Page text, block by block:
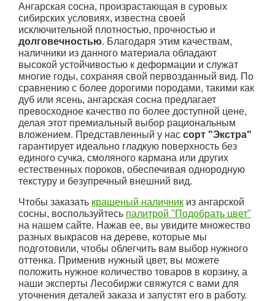
Ангарская сосна, произрастающая в суровых
сибирских условиях, известна своей
исключительной плотностью, прочностью и
долговечностью. Благодаря этим качествам,
наличники из данного материала обладают
высокой устойчивостью к деформации и служат
многие годы, сохраняя свой первозданный вид. По
сравнению с более дорогими породами, такими как
дуб или ясень, ангарская сосна предлагает
превосходное качество по более доступной цене,
делая этот премиальный выбор рациональным
вложением. Представленный у нас сорт "Экстра"
гарантирует идеально гладкую поверхность без
единого сучка, смоляного кармана или других
естественных пороков, обеспечивая однородную
текстуру и безупречный внешний вид.
Чтобы заказать крашеный наличник из ангарской
сосны, воспользуйтесь палитрой "Подобрать цвет"
на нашем сайте. Нажав ее, вы увидите множество
разных выкрасов на дереве, которые мы
подготовили, чтобы облегчить вам выбор нужного
оттенка. Применив нужный цвет, вы можете
положить нужное количество товаров в корзину, а
наши эксперты Лесобиржи свяжутся с вами для
уточнения деталей заказа и запустят его в работу.